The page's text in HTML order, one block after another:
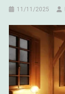
11/11/2025